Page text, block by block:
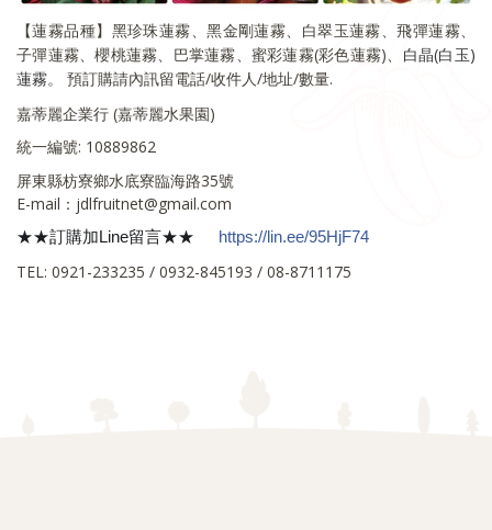
【蓮霧品種】黑珍珠蓮霧、黑金剛蓮霧、白翠玉蓮霧、飛彈蓮霧、
子彈蓮霧、櫻桃蓮霧、巴掌蓮霧、蜜彩蓮霧(彩色蓮霧)、白晶(白玉)
蓮霧。 預訂購請內訊留電話/收件人/地址/數量.
嘉蒂麗企業行 (嘉蒂麗水果園)
統一編號: 10889862
屏東縣枋寮鄉水底寮臨海路35號
E-mail：jdlfruitnet@gmail.com
★★訂購加Line留言★★ https://lin.ee/95HjF74
TEL: 0921-233235 / 0932-845193 / 08-8711175